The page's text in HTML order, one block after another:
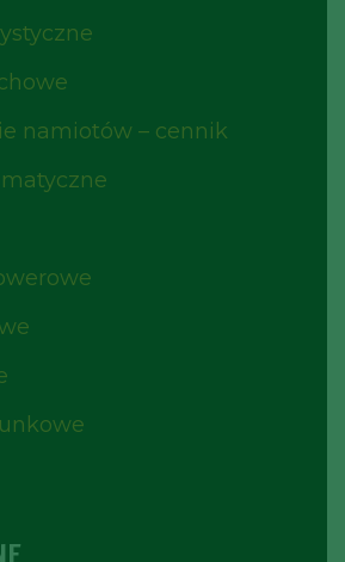
namiotów – cennik